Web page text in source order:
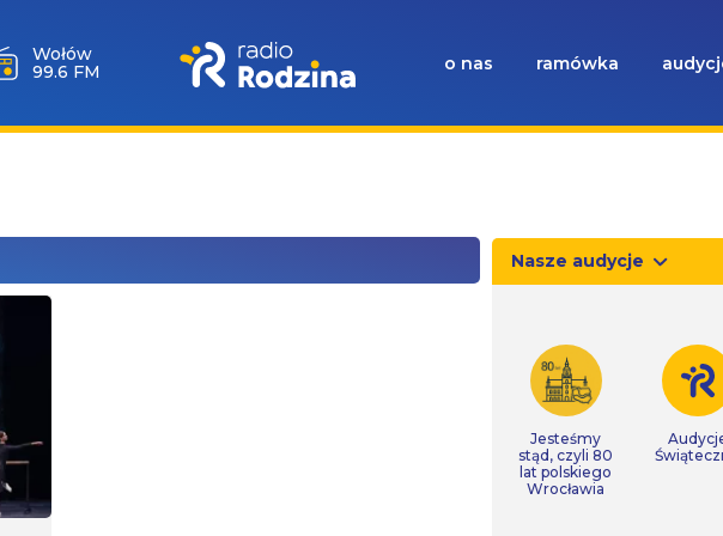
Wołów
99.6 FM
o nas ramówka
Nasze audycje
Jesteśmy
stąd, czyli 80
lat polskiego
Wrocławia